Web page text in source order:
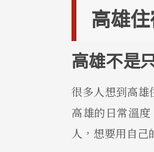
高雄
高雄不是
很多人想到高雄
高雄的日常溫
人，想要用自己